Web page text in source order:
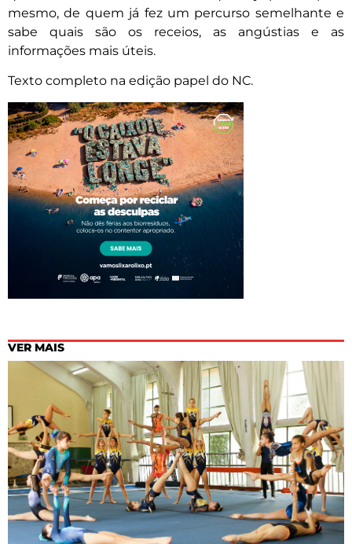
mesmo, de quem já fez um percurso semelhante e
sabe quais são os receios, as angústias e as
informações mais úteis.
Texto completo na edição papel do NC.
VER MAIS